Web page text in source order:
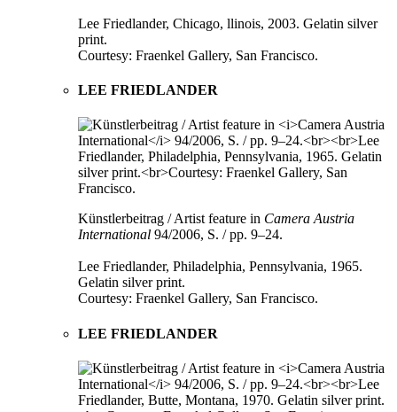
Lee Friedlander, Chicago, llinois, 2003. Gelatin silver
print.
Courtesy: Fraenkel Gallery, San Francisco.
LEE FRIEDLANDER
Künstlerbeitrag / Artist feature in Camera Austria
International 94/2006, S. / pp. 9–24.
Lee Friedlander, Philadelphia, Pennsylvania, 1965.
Gelatin silver print.
Courtesy: Fraenkel Gallery, San Francisco.
LEE FRIEDLANDER